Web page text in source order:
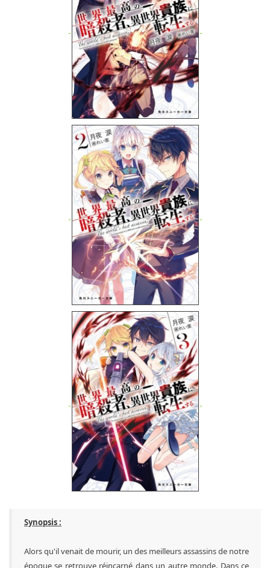
Synopsis :
Alors qu'il venait de mourir, un des meilleurs assassins de notre
époque se retrouve réincarné dans un autre monde. Dans ce